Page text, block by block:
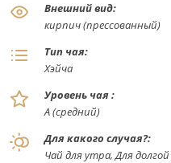
Внешний вид:
кирпич (прессованный)
Тип чая:
Хэйча
Уровень чая :
А (средний)
Для какого случая?:
Чай для утра, Для